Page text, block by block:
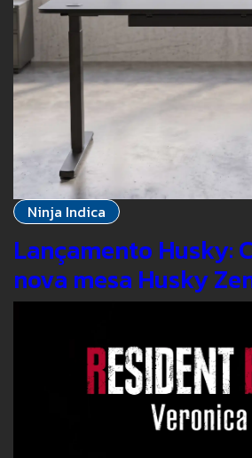
Ninja Indica
Lançamento Husky:
nova mesa Husky